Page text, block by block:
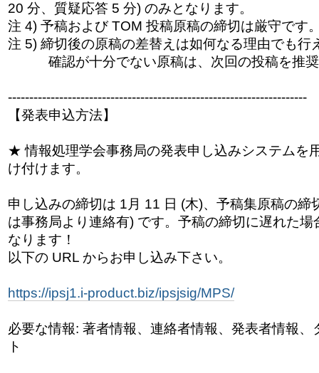
20 分、質疑応答 5 分) のみとなります。
注 4) 予稿および TOM 投稿原稿の締切は厳守です
注 5) 締切後の原稿の差替えは如何なる理由でも行
確認が十分でない原稿は、次回の投稿を推
----------------------------------------------------------------------
【発表申込方法】
★ 情報処理学会事務局の発表申し込みシステムを
け付けます。
申し込みの締切は 1月 11 日 (木)、予稿集原稿の
は事務局より連絡有) です。 予稿の締切に遅れた場
なります！
以下の URL からお申し込み下さい。
https://ipsj1.i-product.biz/ipsjsig/MPS/
必要な情報: 著者情報、連絡者情報、発表者情報、
ト